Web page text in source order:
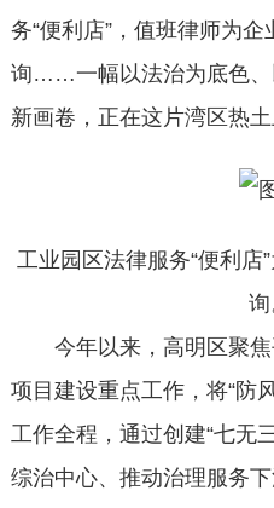
务“便利店”，值班律师为企
询……一幅以法治为底色、
新画卷，正在这片湾区热土
工业园区法律服务“便利店
询
今年以来，高明区聚焦
项目建设重点工作，将“防
工作全程，通过创建“七无
综治中心、推动治理服务